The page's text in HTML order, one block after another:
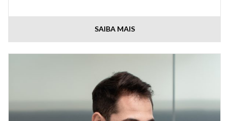
SAIBA MAIS